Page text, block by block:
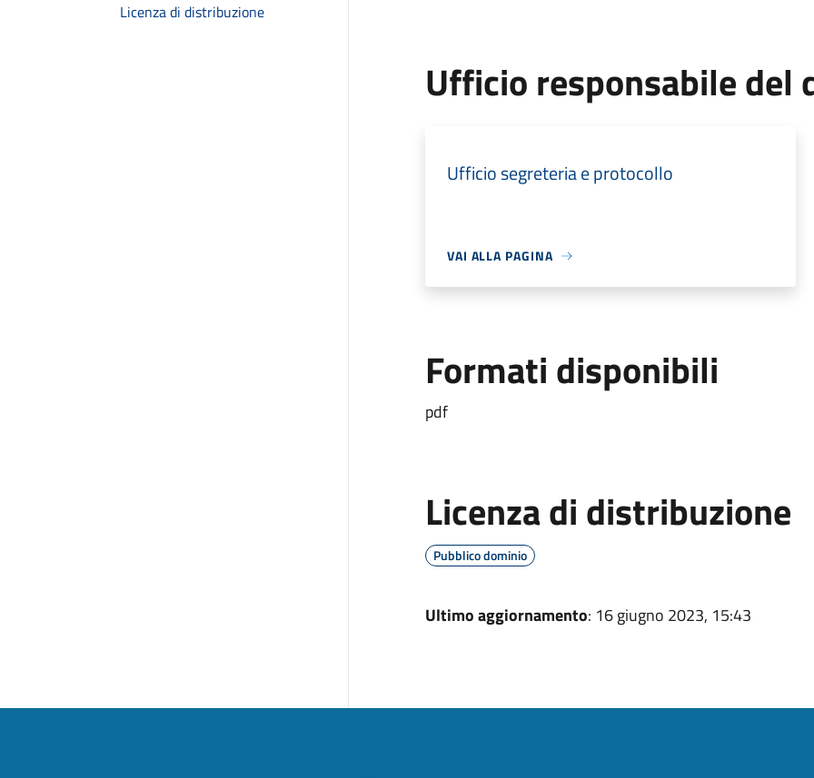
Licenza di distribuzione
Ufficio responsabile del
Ufficio segreteria e protocollo
VAI ALLA PAGINA
Formati disponibili
pdf
Licenza di distribuzione
Pubblico dominio
Ultimo aggiornamento: 16 giugno 2023, 15:43